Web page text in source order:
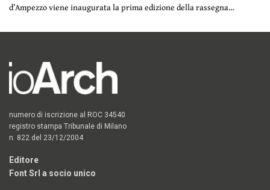
d’Ampezzo viene inaugurata la prima edizione della rassegna…
numero di iscrizione al ROC 34540
registro stampa Tribunale di Milano
n. 822 del 23/12/2004
Editore
Font Srl a socio unico